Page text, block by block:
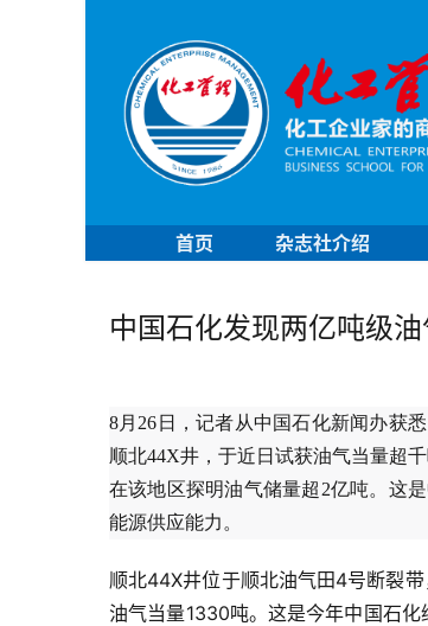
首页 杂志社介绍
中国石化发现两亿吨级
8月26日，记者从中国石化新闻办获
顺北44X井，于近日试获油气当量超
在该地区探明油气储量超2亿吨。这
能源供应能力。
顺北44X井位于顺北油气田4号断裂
油气当量1330吨。这是今年中国石